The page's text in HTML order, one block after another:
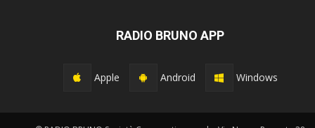
RADIO BRUNO APP
Apple Android Windows